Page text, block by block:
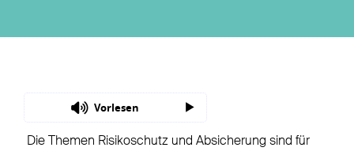
Vorlesen
Die Themen Risikoschutz und Absicherung sind für